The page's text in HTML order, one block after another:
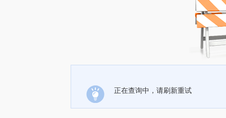
正在查询中，请刷新重试